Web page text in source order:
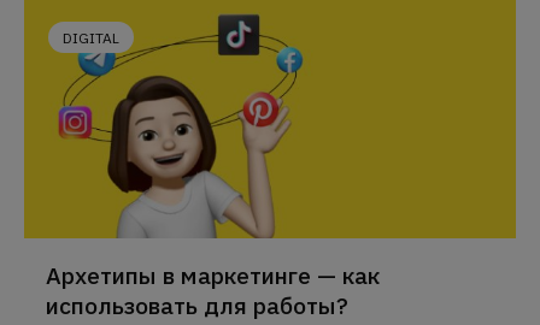
DIGITAL
Архетипы в маркетинге — как
использовать для работы?